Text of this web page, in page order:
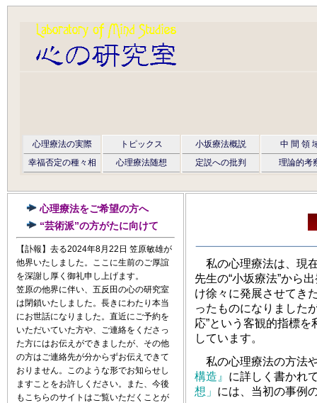
心理療法の実際
幸福否定の種々相
トピックス
心理療法随想
小坂療法概説
定説への批判
中 間 領
理論的考
心理療法をご希望の方へ
“芸術派”の方がたに向けて
【訃報】去る2024年8月22日 笠原敏雄が
他界いたしました。ここに生前のご厚誼
を深謝し厚く御礼申し上げます。
笠原の他界に伴い、五反田の心の研究室
は閉鎖いたしました。長きにわたり本当
にお世話になりました。直近にご予約を
いただいていた方や、ご連絡をくださっ
た方にはお伝えができましたが、その他
の方はご連絡先が分からずお伝えできて
おりません。このような形でお知らせし
ますことをお許しください。また、今後
もこちらのサイトはご覧いただくことが
私の心理療法は、現
先生の“小坂療法”から
け徐々に発展させてき
ったものになりました
応”という客観的指標
しています。
私の心理療法の方法
構造』 に詳しく書かれ
想」 には、当初の事例